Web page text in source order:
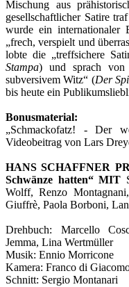
Mischung aus
gesellschaftlicher Satire
wurde ein internationaler
„frech, verspielt und
lobte die „treffsichere
Stampa) und sprach von
subversivem Witz“ (Der
bis heute ein
Bonusmaterial:
„Schmackofatz! - Der
Videobeitrag von Lars
HANS SCHAFFNER
Schwänze hatten“ MIT
Wolff, Renzo
Giuffrè, Paola Borboni,
Drehbuch: Marcello
Jemma, Lina Wertmüller
Musik: Ennio Morricone
Kamera: Franco di
Schnitt: Sergio Montanari